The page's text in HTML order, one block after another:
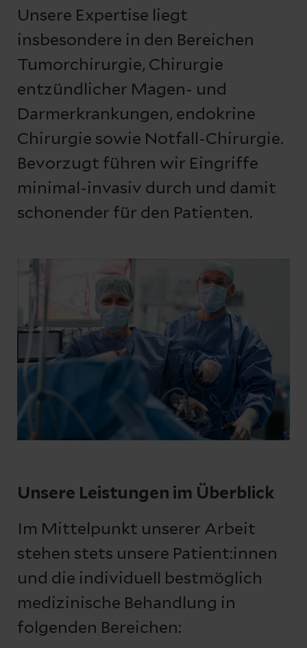
Unsere Expertise liegt
insbesondere in den Bereichen
Tumorchirurgie, Chirurgie
entzündlicher Magen- und
Darmerkrankungen, endokrine
Chirurgie sowie Notfall-Chirurgie.
Bevorzugt führen wir Eingriffe
minimal-invasiv durch und damit
schonender für den Patienten.
Unsere Leistungen im Überblick
Im Mittelpunkt unserer Arbeit
stehen stets unsere Patient:innen
und die individuell bestmöglich
medizinische Behandlung in
folgenden Bereichen: